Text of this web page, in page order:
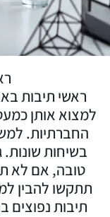
ראשי תיבות
למצוא אותן
החברתיות.
בשיחות
טובה, אם לא
תתקשו להבין
תיבות נפוצים